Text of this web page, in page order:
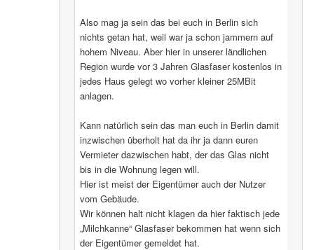
Also mag ja sein das bei euch in Berlin sich
nichts getan hat, weil war ja schon jammern auf
hohem Niveau. Aber hier in unserer ländlichen
Region wurde vor 3 Jahren Glasfaser kostenlos in
jedes Haus gelegt wo vorher kleiner 25MBit
anlagen.
Kann natürlich sein das man euch in Berlin damit
inzwischen überholt hat da ihr ja dann euren
Vermieter dazwischen habt, der das Glas nicht
bis in die Wohnung legen will.
Hier ist meist der Eigentümer auch der Nutzer
vom Gebäude.
Wir können halt nicht klagen da hier faktisch jede
„Milchkanne“ Glasfaser bekommen hat wenn sich
der Eigentümer gemeldet hat.